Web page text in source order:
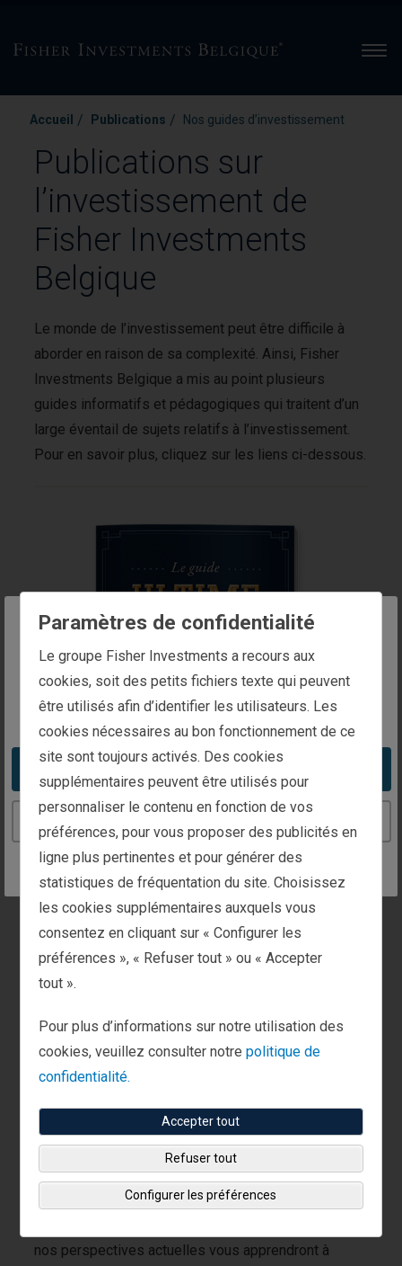
The website you are trying to reach is
intended for investors in Belgium
You appear to be in the United States
Take me to the United States website
Accueil / Publications / Nos guides d’investissement
Publications sur
l’investissement de
Fisher Investments
Belgique
Le monde de l’investissement peut être difficile à
aborder en raison de sa complexité. Ainsi, Fisher
Investments Belgique a mis au point plusieurs
guides informatifs et pédagogiques qui traitent d’un
large éventail de sujets relatifs à l’investissement.
Pour en savoir plus, cliquez sur les liens ci-dessous.
Créez des flux de
revenus. Atteignez vos
objectifs. Prenez une
pension confortable
Savez-vous quel sera le coût d’une pension
confortable, et comment vous la financerez ?
peut vous aider à élaborer un plan qui
vous permettra de générer les revenus dont vous
avez besoin pour vivre votre pension comme vous
l’entendez. De la définition des objectifs à
nos perspectives actuelles vous apprendront à
Paramètres de confidentialité
Le groupe Fisher Investments a recours aux
cookies, soit des petits fichiers texte qui peuvent
être utilisés afin d’identifier les utilisateurs. Les
cookies nécessaires au bon fonctionnement de ce
site sont toujours activés. Des cookies
supplémentaires peuvent être utilisés pour
personnaliser le contenu en fonction de vos
préférences, pour vous proposer des publicités en
ligne plus pertinentes et pour générer des
statistiques de fréquentation du site. Choisissez
les cookies supplémentaires auxquels vous
consentez en cliquant sur « Configurer les
préférences », « Refuser tout » ou « Accepter
tout ».
Pour plus d’informations sur notre utilisation des
cookies, veuillez consulter notrepolitique de
confidentialité.
Accepter tout
Refuser tout
Configurer les préférences